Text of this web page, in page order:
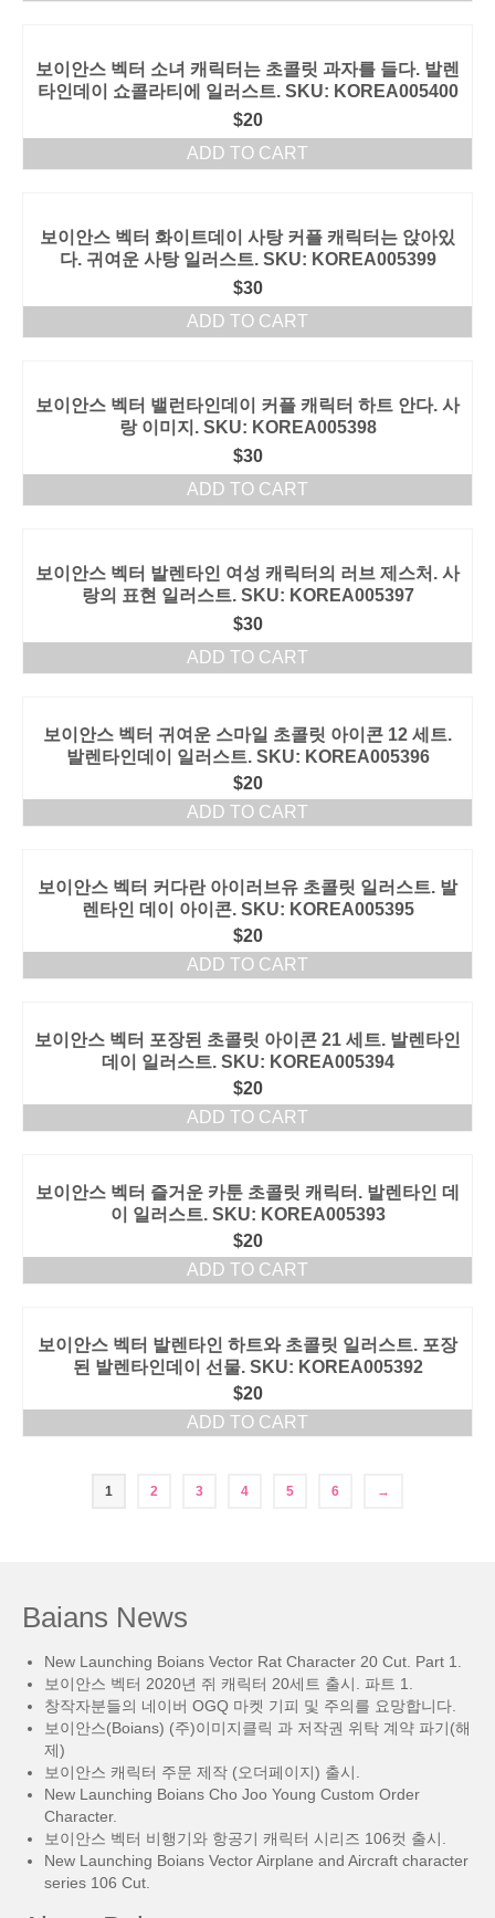
보이안스 벡터 소녀 캐릭터는 초콜릿 과자를 들다. 발렌
타인데이 쇼콜라티에 일러스트. SKU: KOREA005400
$20
ADD TO CART
보이안스 벡터 화이트데이 사탕 커플 캐릭터는 앉아있
다. 귀여운 사탕 일러스트. SKU: KOREA005399
$30
ADD TO CART
보이안스 벡터 밸런타인데이 커플 캐릭터 하트 안다. 사
랑 이미지. SKU: KOREA005398
$30
ADD TO CART
보이안스 벡터 발렌타인 여성 캐릭터의 러브 제스처. 사
랑의 표현 일러스트. SKU: KOREA005397
$30
ADD TO CART
보이안스 벡터 귀여운 스마일 초콜릿 아이콘 12 세트.
발렌타인데이 일러스트. SKU: KOREA005396
$20
ADD TO CART
보이안스 벡터 커다란 아이러브유 초콜릿 일러스트. 발
렌타인 데이 아이콘. SKU: KOREA005395
$20
ADD TO CART
보이안스 벡터 포장된 초콜릿 아이콘 21 세트. 발렌타인
데이 일러스트. SKU: KOREA005394
$20
ADD TO CART
보이안스 벡터 즐거운 카툰 초콜릿 캐릭터. 발렌타인 데
이 일러스트. SKU: KOREA005393
$20
ADD TO CART
보이안스 벡터 발렌타인 하트와 초콜릿 일러스트. 포장
된 발렌타인데이 선물. SKU: KOREA005392
$20
ADD TO CART
1 2 3 4 5 6 →
Baians News
New Launching Boians Vector Rat Character 20 Cut. Part 1.
보이안스 벡터 2020년 쥐 캐릭터 20세트 출시. 파트 1.
창작자분들의 네이버 OGQ 마켓 기피 및 주의를 요망합니다.
보이안스(Boians) (주)이미지클릭 과 저작권 위탁 계약 파기(해
제)
보이안스 캐릭터 주문 제작 (오더페이지) 출시.
New Launching Boians Cho Joo Young Custom Order
Character.
보이안스 벡터 비행기와 항공기 캐릭터 시리즈 106컷 출시.
New Launching Boians Vector Airplane and Aircraft character
series 106 Cut.